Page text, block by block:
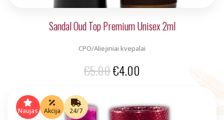
Sandal Oud Top Premium Unisex 2ml
CPO/Aliejiniai kvepalai
€5.00Original
was:
€4.00
is:
Naujas Akcija 24/7